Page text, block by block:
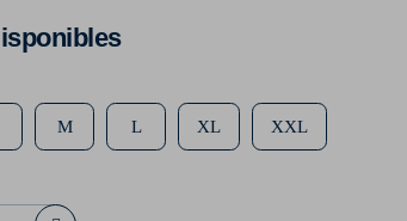
M L XL XXL